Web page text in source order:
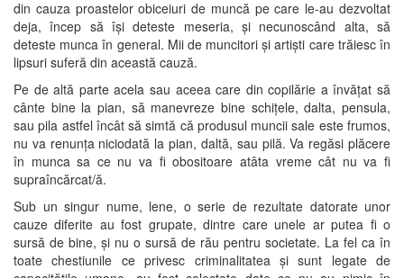
din cauza proastelor obiceiuri de muncă pe care le-au dezvoltat
deja, încep să își deteste meseria, și necunoscând alta, să
deteste munca în general. Mii de muncitori și artiști care trăiesc în
lipsuri suferă din această cauză.
Pe de altă parte acela sau aceea care din copilărie a învățat să
cânte bine la pian, să manevreze bine schițele, dalta, pensula,
sau pila astfel încât să simtă că produsul muncii sale este frumos,
nu va renunța niciodată la pian, daltă, sau pilă. Va regăsi plăcere
în munca sa ce nu va fi obositoare atâta vreme cât nu va fi
supraîncărcat/ă.
Sub un singur nume, lene, o serie de rezultate datorate unor
cauze diferite au fost grupate, dintre care unele ar putea fi o
sursă de bine, și nu o sursă de rău pentru societate. La fel ca în
toate chestiunile ce privesc criminalitatea și sunt legate de